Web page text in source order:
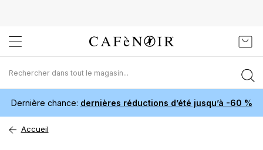
au
contenu
Dernière chance: dernières réductions d’été jusqu’à -60 %
Accueil